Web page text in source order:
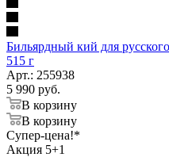
Бильярдный кий для
515 г
Арт.: 255938
5 990 руб.
В корзину
В корзину
Супер-цена!*
Акция 5+1